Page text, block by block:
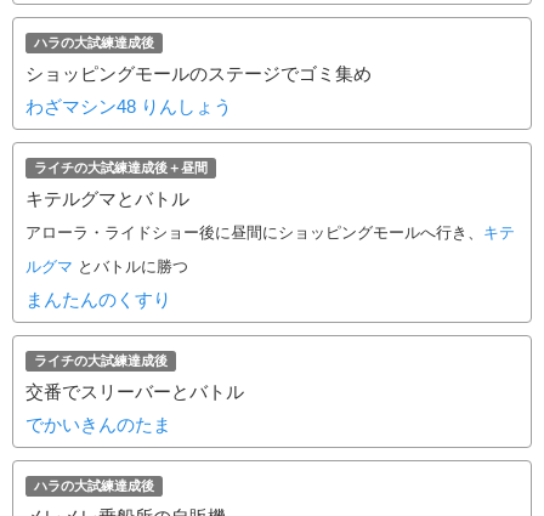
ハラの大試練達成後
ショッピングモールのステージでゴミ集め
わざマシン48 りんしょう
ライチの大試練達成後＋昼間
キテルグマとバトル
アローラ・ライドショー後に昼間にショッピングモールへ行き、 キテ
ルグマ とバトルに勝つ
まんたんのくすり
ライチの大試練達成後
交番でスリーバーとバトル
でかいきんのたま
ハラの大試練達成後